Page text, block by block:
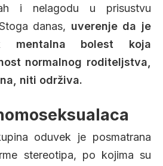
i nelagodu u prisustvu
danas, uverenje da je
mentalna bolest koja
normalnog roditeljstva,
niti održiva.
oduvek je posmatrana
stereotipa, po kojima su